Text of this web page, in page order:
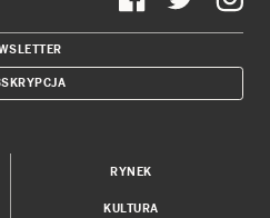
RYNEK
KULTURA